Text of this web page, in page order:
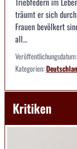
träumt er sich
Frauen bevölkert
all...
Veröffentlichungsdatum:
Kategorien:
Kritiken